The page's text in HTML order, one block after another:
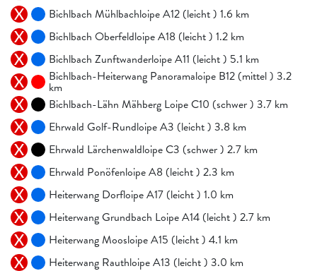
Bichlbach Mühlbachloipe A12 (leicht ) 1.6 km
Bichlbach Oberfeldloipe A18 (leicht ) 1.2 km
Bichlbach Zunftwanderloipe A11 (leicht ) 5.1 km
Bichlbach-Heiterwang Panoramaloipe B12 (mittel ) 3.2
km
Bichlbach-Lähn Mähberg Loipe C10 (schwer ) 3.7 km
Ehrwald Golf-Rundloipe A3 (leicht ) 3.8 km
Ehrwald Lärchenwaldloipe C3 (schwer ) 2.7 km
Ehrwald Ponöfenloipe A8 (leicht ) 2.3 km
Heiterwang Dorfloipe A17 (leicht ) 1.0 km
Heiterwang Grundbach Loipe A14 (leicht ) 2.7 km
Heiterwang Moosloipe A15 (leicht ) 4.1 km
Heiterwang Rauthloipe A13 (leicht ) 3.0 km